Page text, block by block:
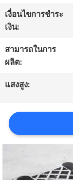
ควบคุม
ขอ
เงื่อนไขการชำระ
เงิน:
สามารถในการ
ผลิต:
แสงสูง: